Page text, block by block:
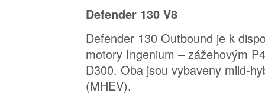
Defender 130 V8
Defender 130 Outbound je k
motory Ingenium – zážehovým
D300. Oba jsou vybaveny mild-
(MHEV).